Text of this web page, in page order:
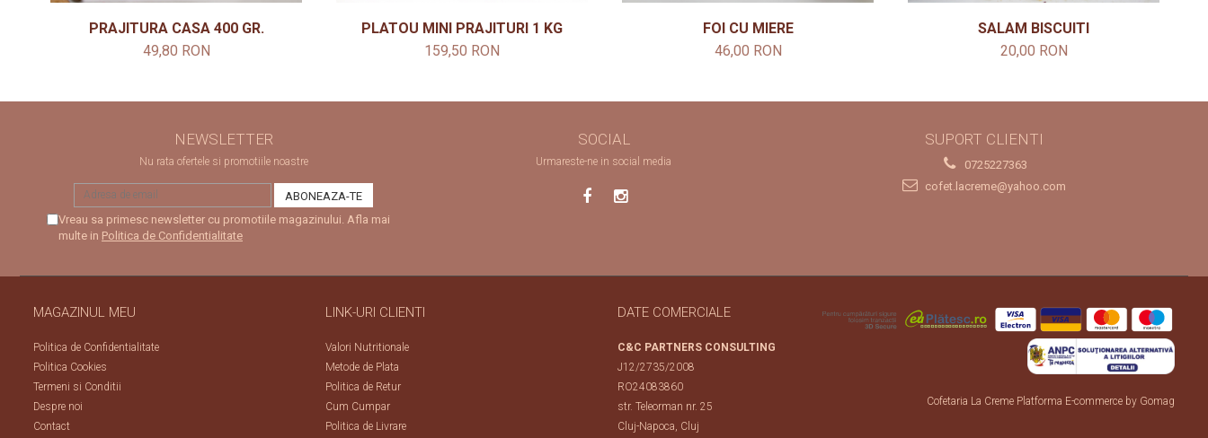
PRAJITURA CASA 400 GR.
49,80 RON
PLATOU MINI PRAJITURI 1 KG
159,50 RON
FOI CU MIERE
46,00 RON
SALAM BISCUITI
20,00 RON
NEWSLETTER
Nu rata ofertele si promotiile noastre
Vreau sa primesc newsletter cu promotiile magazinului. Afla mai
multe in Politica de Confidentialitate
SOCIAL
Urmareste-ne in social media
SUPORT CLIENTI
0725227363
cofet.lacreme@yahoo.com
MAGAZINUL MEU
Politica de Confidentialitate
Politica Cookies
Termeni si Conditii
Despre noi
Contact
LINK-URI CLIENTI
Valori Nutritionale
Metode de Plata
Politica de Retur
Cum Cumpar
Politica de Livrare
DATE COMERCIALE
C&C PARTNERS CONSULTING
J12/2735/2008
RO24083860
str. Teleorman nr. 25
Cluj-Napoca, Cluj
Cofetaria La Creme Platforma E-commerce by Gomag